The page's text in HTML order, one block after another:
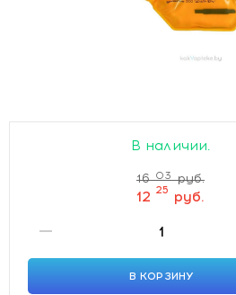
В наличии.
16 03 руб.
12 25 руб.
В КОРЗИНУ